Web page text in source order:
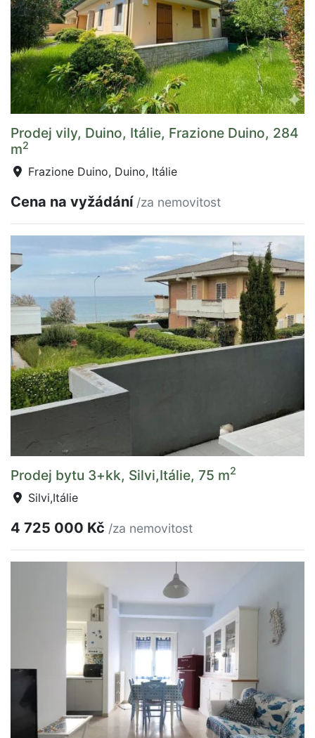
Prodej vily, Duino, Itálie, Frazione Duino, 284
m2
Frazione Duino, Duino, Itálie
Cena na vyžádání /za nemovitost
Prodej bytu 3+kk, Silvi,Itálie, 75 m2
Silvi,Itálie
4 725 000 Kč /za nemovitost